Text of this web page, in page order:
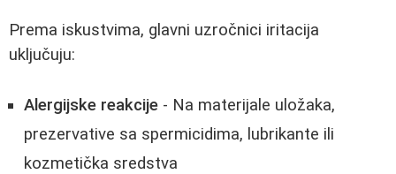
Prema iskustvima, glavni uzročnici iritacija
uključuju:
Alergijske reakcije - Na materijale uložaka,
prezervative sa spermicidima, lubrikante ili
kozmetička sredstva